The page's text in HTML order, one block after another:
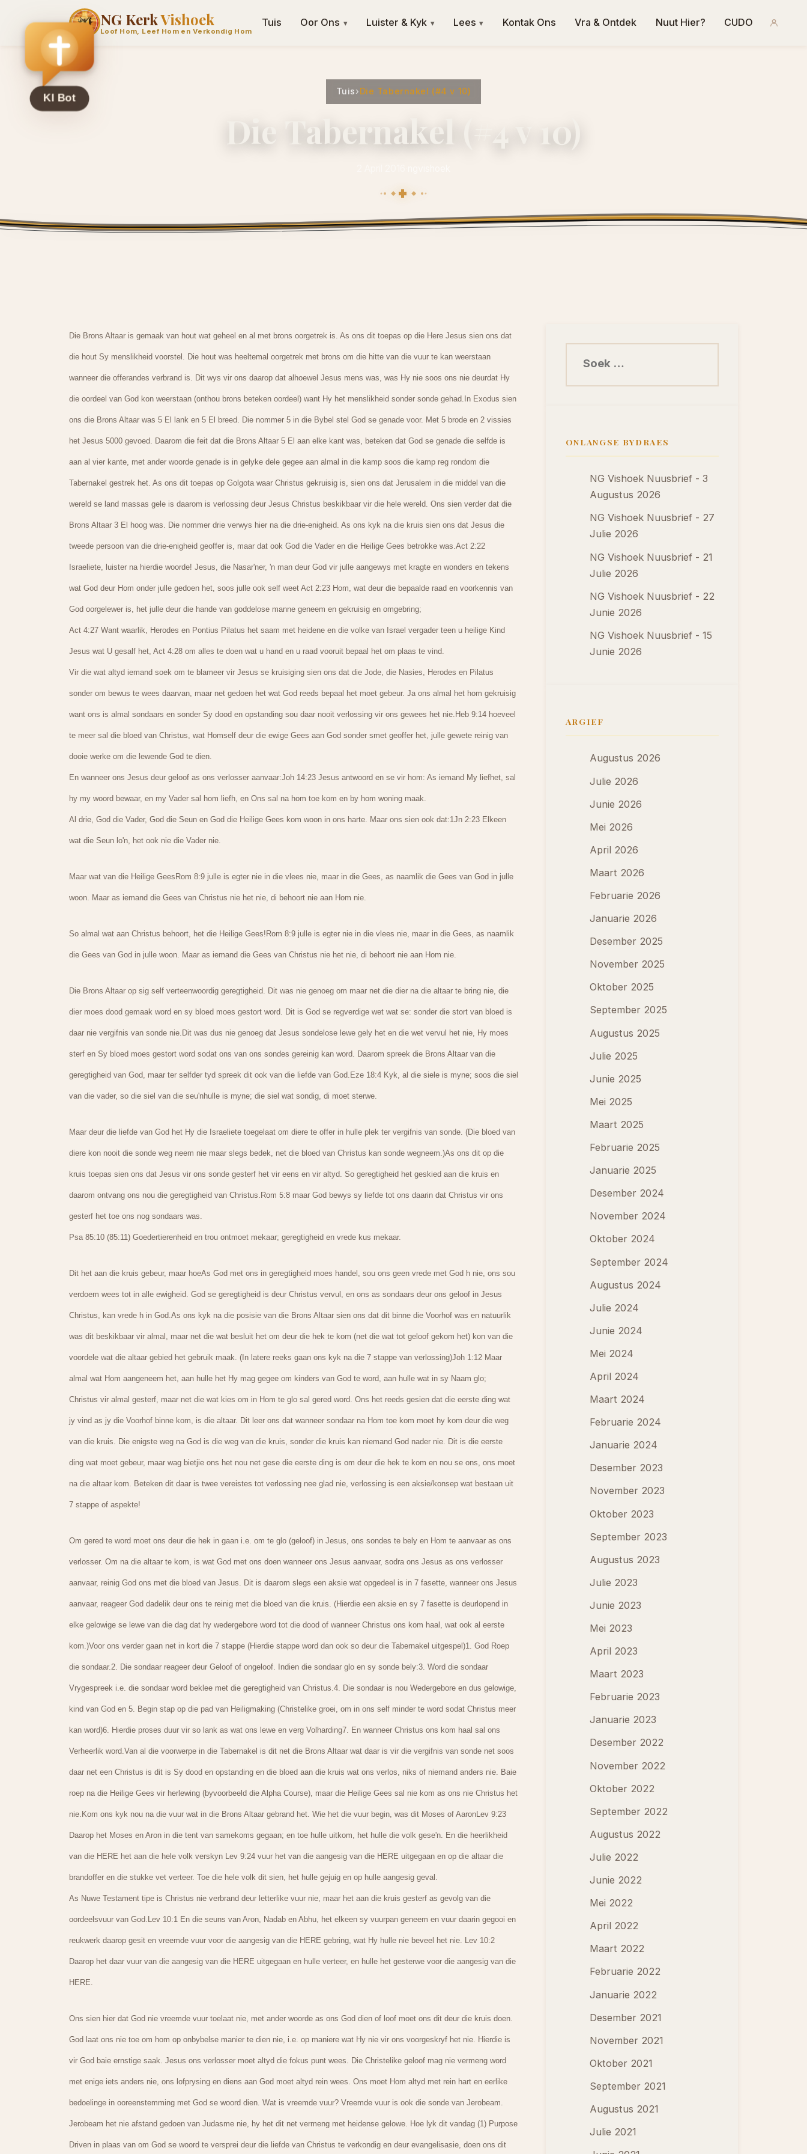
NG KerkVishoek
Loof Hom, Leef Hom en Verkondig Hom
Tuis Oor Ons ▾ Luister & Kyk ▾ Lees ▾ Kontak Ons Vra & Ontdek Nuut Hier? CUDO
Tuis›Die Tabernakel (#4 v 10)
Die Tabernakel (#4 v 10)
Die Brons Altaar is gemaak van hout wat geheel en al met brons oorgetrek is. As ons dit toepas op die Here Jesus sien ons dat
die hout Sy menslikheid voorstel. Die hout was heeltemal oorgetrek met brons om die hitte van die vuur te kan weerstaan
wanneer die offerandes verbrand is. Dit wys vir ons daarop dat alhoewel Jesus mens was, was Hy nie soos ons nie deurdat Hy
die oordeel van God kon weerstaan (onthou brons beteken oordeel) want Hy het menslikheid sonder sonde gehad.In Exodus sien
ons die Brons Altaar was 5 El lank en 5 El breed. Die nommer 5 in die Bybel stel God se genade voor. Met 5 brode en 2 vissies
het Jesus 5000 gevoed. Daarom die feit dat die Brons Altaar 5 El aan elke kant was, beteken dat God se genade die selfde is
aan al vier kante, met ander woorde genade is in gelyke dele gegee aan almal in die kamp soos die kamp reg rondom die
Tabernakel gestrek het. As ons dit toepas op Golgota waar Christus gekruisig is, sien ons dat Jerusalem in die middel van die
wereld se land massas gele is daarom is verlossing deur Jesus Christus beskikbaar vir die hele wereld. Ons sien verder dat die
Brons Altaar 3 El hoog was. Die nommer drie verwys hier na die drie-enigheid. As ons kyk na die kruis sien ons dat Jesus die
tweede persoon van die drie-enigheid geoffer is, maar dat ook God die Vader en die Heilige Gees betrokke was.Act 2:22
Israeliete, luister na hierdie woorde! Jesus, die Nasar'ner, 'n man deur God vir julle aangewys met kragte en wonders en tekens
wat God deur Hom onder julle gedoen het, soos julle ook self weet Act 2:23 Hom, wat deur die bepaalde raad en voorkennis van
God oorgelewer is, het julle deur die hande van goddelose manne geneem en gekruisig en omgebring;
Act 4:27 Want waarlik, Herodes en Pontius Pilatus het saam met heidene en die volke van Israel vergader teen u heilige Kind
Jesus wat U gesalf het, Act 4:28 om alles te doen wat u hand en u raad vooruit bepaal het om plaas te vind.
Vir die wat altyd iemand soek om te blameer vir Jesus se kruisiging sien ons dat die Jode, die Nasies, Herodes en Pilatus
sonder om bewus te wees daarvan, maar net gedoen het wat God reeds bepaal het moet gebeur. Ja ons almal het hom gekruisig
want ons is almal sondaars en sonder Sy dood en opstanding sou daar nooit verlossing vir ons gewees het nie.Heb 9:14 hoeveel
te meer sal die bloed van Christus, wat Homself deur die ewige Gees aan God sonder smet geoffer het, julle gewete reinig van
dooie werke om die lewende God te dien.
En wanneer ons Jesus deur geloof as ons verlosser aanvaar:Joh 14:23 Jesus antwoord en se vir hom: As iemand My liefhet, sal
hy my woord bewaar, en my Vader sal hom liefh, en Ons sal na hom toe kom en by hom woning maak.
Al drie, God die Vader, God die Seun en God die Heilige Gees kom woon in ons harte. Maar ons sien ook dat:1Jn 2:23 Elkeen
wat die Seun lo'n, het ook nie die Vader nie.
Maar wat van die Heilige GeesRom 8:9 julle is egter nie in die vlees nie, maar in die Gees, as naamlik die Gees van God in julle
woon. Maar as iemand die Gees van Christus nie het nie, di behoort nie aan Hom nie.
So almal wat aan Christus behoort, het die Heilige Gees!Rom 8:9 julle is egter nie in die vlees nie, maar in die Gees, as naamlik
die Gees van God in julle woon. Maar as iemand die Gees van Christus nie het nie, di behoort nie aan Hom nie.
Die Brons Altaar op sig self verteenwoordig geregtigheid. Dit was nie genoeg om maar net die dier na die altaar te bring nie, die
dier moes dood gemaak word en sy bloed moes gestort word. Dit is God se regverdige wet wat se: sonder die stort van bloed is
daar nie vergifnis van sonde nie.Dit was dus nie genoeg dat Jesus sondelose lewe gely het en die wet vervul het nie, Hy moes
sterf en Sy bloed moes gestort word sodat ons van ons sondes gereinig kan word. Daarom spreek die Brons Altaar van die
geregtigheid van God, maar ter selfder tyd spreek dit ook van die liefde van God.Eze 18:4 Kyk, al die siele is myne; soos die siel
van die vader, so die siel van die seu'nhulle is myne; die siel wat sondig, di moet sterwe.
Maar deur die liefde van God het Hy die Israeliete toegelaat om diere te offer in hulle plek ter vergifnis van sonde. (Die bloed van
diere kon nooit die sonde weg neem nie maar slegs bedek, net die bloed van Christus kan sonde wegneem.)As ons dit op die
kruis toepas sien ons dat Jesus vir ons sonde gesterf het vir eens en vir altyd. So geregtigheid het geskied aan die kruis en
daarom ontvang ons nou die geregtigheid van Christus.Rom 5:8 maar God bewys sy liefde tot ons daarin dat Christus vir ons
gesterf het toe ons nog sondaars was.
Psa 85:10 (85:11) Goedertierenheid en trou ontmoet mekaar; geregtigheid en vrede kus mekaar.
Dit het aan die kruis gebeur, maar hoeAs God met ons in geregtigheid moes handel, sou ons geen vrede met God h nie, ons sou
verdoem wees tot in alle ewigheid. God se geregtigheid is deur Christus vervul, en ons as sondaars deur ons geloof in Jesus
Christus, kan vrede h in God.As ons kyk na die posisie van die Brons Altaar sien ons dat dit binne die Voorhof was en natuurlik
was dit beskikbaar vir almal, maar net die wat besluit het om deur die hek te kom (net die wat tot geloof gekom het) kon van die
voordele wat die altaar gebied het gebruik maak. (In latere reeks gaan ons kyk na die 7 stappe van verlossing)Joh 1:12 Maar
almal wat Hom aangeneem het, aan hulle het Hy mag gegee om kinders van God te word, aan hulle wat in sy Naam glo;
Christus vir almal gesterf, maar net die wat kies om in Hom te glo sal gered word. Ons het reeds gesien dat die eerste ding wat
jy vind as jy die Voorhof binne kom, is die altaar. Dit leer ons dat wanneer sondaar na Hom toe kom moet hy kom deur die weg
van die kruis. Die enigste weg na God is die weg van die kruis, sonder die kruis kan niemand God nader nie. Dit is die eerste
ding wat moet gebeur, maar wag bietjie ons het nou net gese die eerste ding is om deur die hek te kom en nou se ons, ons moet
na die altaar kom. Beteken dit daar is twee vereistes tot verlossing nee glad nie, verlossing is een aksie/konsep wat bestaan uit
7 stappe of aspekte!
Om gered te word moet ons deur die hek in gaan i.e. om te glo (geloof) in Jesus, ons sondes te bely en Hom te aanvaar as ons
verlosser. Om na die altaar te kom, is wat God met ons doen wanneer ons Jesus aanvaar, sodra ons Jesus as ons verlosser
aanvaar, reinig God ons met die bloed van Jesus. Dit is daarom slegs een aksie wat opgedeel is in 7 fasette, wanneer ons Jesus
aanvaar, reageer God dadelik deur ons te reinig met die bloed van die kruis. (Hierdie een aksie en sy 7 fasette is deurlopend in
elke gelowige se lewe van die dag dat hy wedergebore word tot die dood of wanneer Christus ons kom haal, wat ook al eerste
kom.)Voor ons verder gaan net in kort die 7 stappe (Hierdie stappe word dan ook so deur die Tabernakel uitgespel)1. God Roep
die sondaar.2. Die sondaar reageer deur Geloof of ongeloof. Indien die sondaar glo en sy sonde bely:3. Word die sondaar
Vrygespreek i.e. die sondaar word beklee met die geregtigheid van Christus.4. Die sondaar is nou Wedergebore en dus gelowige,
kind van God en 5. Begin stap op die pad van Heiligmaking (Christelike groei, om in ons self minder te word sodat Christus meer
kan word)6. Hierdie proses duur vir so lank as wat ons lewe en verg Volharding7. En wanneer Christus ons kom haal sal ons
Verheerlik word.Van al die voorwerpe in die Tabernakel is dit net die Brons Altaar wat daar is vir die vergifnis van sonde net soos
daar net een Christus is dit is Sy dood en opstanding en die bloed aan die kruis wat ons verlos, niks of niemand anders nie. Baie
roep na die Heilige Gees vir herlewing (byvoorbeeld die Alpha Course), maar die Heilige Gees sal nie kom as ons nie Christus het
nie.Kom ons kyk nou na die vuur wat in die Brons Altaar gebrand het. Wie het die vuur begin, was dit Moses of AaronLev 9:23
Daarop het Moses en Aron in die tent van samekoms gegaan; en toe hulle uitkom, het hulle die volk gese'n. En die heerlikheid
van die HERE het aan die hele volk verskyn Lev 9:24 vuur het van die aangesig van die HERE uitgegaan en op die altaar die
brandoffer en die stukke vet verteer. Toe die hele volk dit sien, het hulle gejuig en op hulle aangesig geval.
As Nuwe Testament tipe is Christus nie verbrand deur letterlike vuur nie, maar het aan die kruis gesterf as gevolg van die
oordeelsvuur van God.Lev 10:1 En die seuns van Aron, Nadab en Abhu, het elkeen sy vuurpan geneem en vuur daarin gegooi en
reukwerk daarop gesit en vreemde vuur voor die aangesig van die HERE gebring, wat Hy hulle nie beveel het nie. Lev 10:2
Daarop het daar vuur van die aangesig van die HERE uitgegaan en hulle verteer, en hulle het gesterwe voor die aangesig van die
HERE.
Ons sien hier dat God nie vreemde vuur toelaat nie, met ander woorde as ons God dien of loof moet ons dit deur die kruis doen.
God laat ons nie toe om hom op onbybelse manier te dien nie, i.e. op maniere wat Hy nie vir ons voorgeskryf het nie. Hierdie is
vir God baie ernstige saak. Jesus ons verlosser moet altyd die fokus punt wees. Die Christelike geloof mag nie vermeng word
met enige iets anders nie, ons lofprysing en diens aan God moet altyd rein wees. Ons moet Hom altyd met rein hart en eerlike
bedoelinge in ooreenstemming met God se woord dien. Wat is vreemde vuur? Vreemde vuur is ook die sonde van Jerobeam.
Jerobeam het nie afstand gedoen van Judasme nie, hy het dit net vermeng met heidense gelowe. Hoe lyk dit vandag (1) Purpose
Driven in plaas van om God se woord te versprei deur die liefde van Christus te verkondig en deur evangelisasie, doen ons dit
ONLANGSE BYDRAES
NG Vishoek Nuusbrief - 3
Augustus 2026
NG Vishoek Nuusbrief - 27
Julie 2026
NG Vishoek Nuusbrief - 21
Julie 2026
NG Vishoek Nuusbrief - 22
Junie 2026
NG Vishoek Nuusbrief - 15
Junie 2026
ARGIEF
Augustus 2026
Julie 2026
Junie 2026
Mei 2026
April 2026
Maart 2026
Februarie 2026
Januarie 2026
Desember 2025
November 2025
Oktober 2025
September 2025
Augustus 2025
Julie 2025
Junie 2025
Mei 2025
Maart 2025
Februarie 2025
Januarie 2025
Desember 2024
November 2024
Oktober 2024
September 2024
Augustus 2024
Julie 2024
Junie 2024
Mei 2024
April 2024
Maart 2024
Februarie 2024
Januarie 2024
Desember 2023
November 2023
Oktober 2023
September 2023
Augustus 2023
Julie 2023
Junie 2023
Mei 2023
April 2023
Maart 2023
Februarie 2023
Januarie 2023
Desember 2022
November 2022
Oktober 2022
September 2022
Augustus 2022
Julie 2022
Junie 2022
Mei 2022
April 2022
Maart 2022
Februarie 2022
Januarie 2022
Desember 2021
November 2021
Oktober 2021
September 2021
Augustus 2021
Julie 2021